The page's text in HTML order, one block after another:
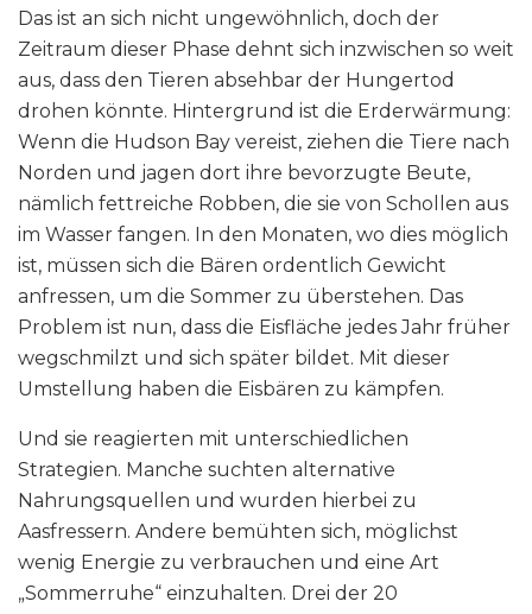
Das ist an sich nicht ungewöhnlich, doch der
Zeitraum dieser Phase dehnt sich inzwischen so weit
aus, dass den Tieren absehbar der Hungertod
drohen könnte. Hintergrund ist die Erderwärmung:
Wenn die Hudson Bay vereist, ziehen die Tiere nach
Norden und jagen dort ihre bevorzugte Beute,
nämlich fettreiche Robben, die sie von Schollen aus
im Wasser fangen. In den Monaten, wo dies möglich
ist, müssen sich die Bären ordentlich Gewicht
anfressen, um die Sommer zu überstehen. Das
Problem ist nun, dass die Eisfläche jedes Jahr früher
wegschmilzt und sich später bildet. Mit dieser
Umstellung haben die Eisbären zu kämpfen.
Und sie reagierten mit unterschiedlichen
Strategien. Manche suchten alternative
Nahrungsquellen und wurden hierbei zu
Aasfressern. Andere bemühten sich, möglichst
wenig Energie zu verbrauchen und eine Art
„Sommerruhe“ einzuhalten. Drei der 20